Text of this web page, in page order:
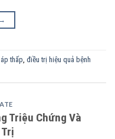
→
thấp, điều trị hiệu quả bệnh
Triệu Chứng Và